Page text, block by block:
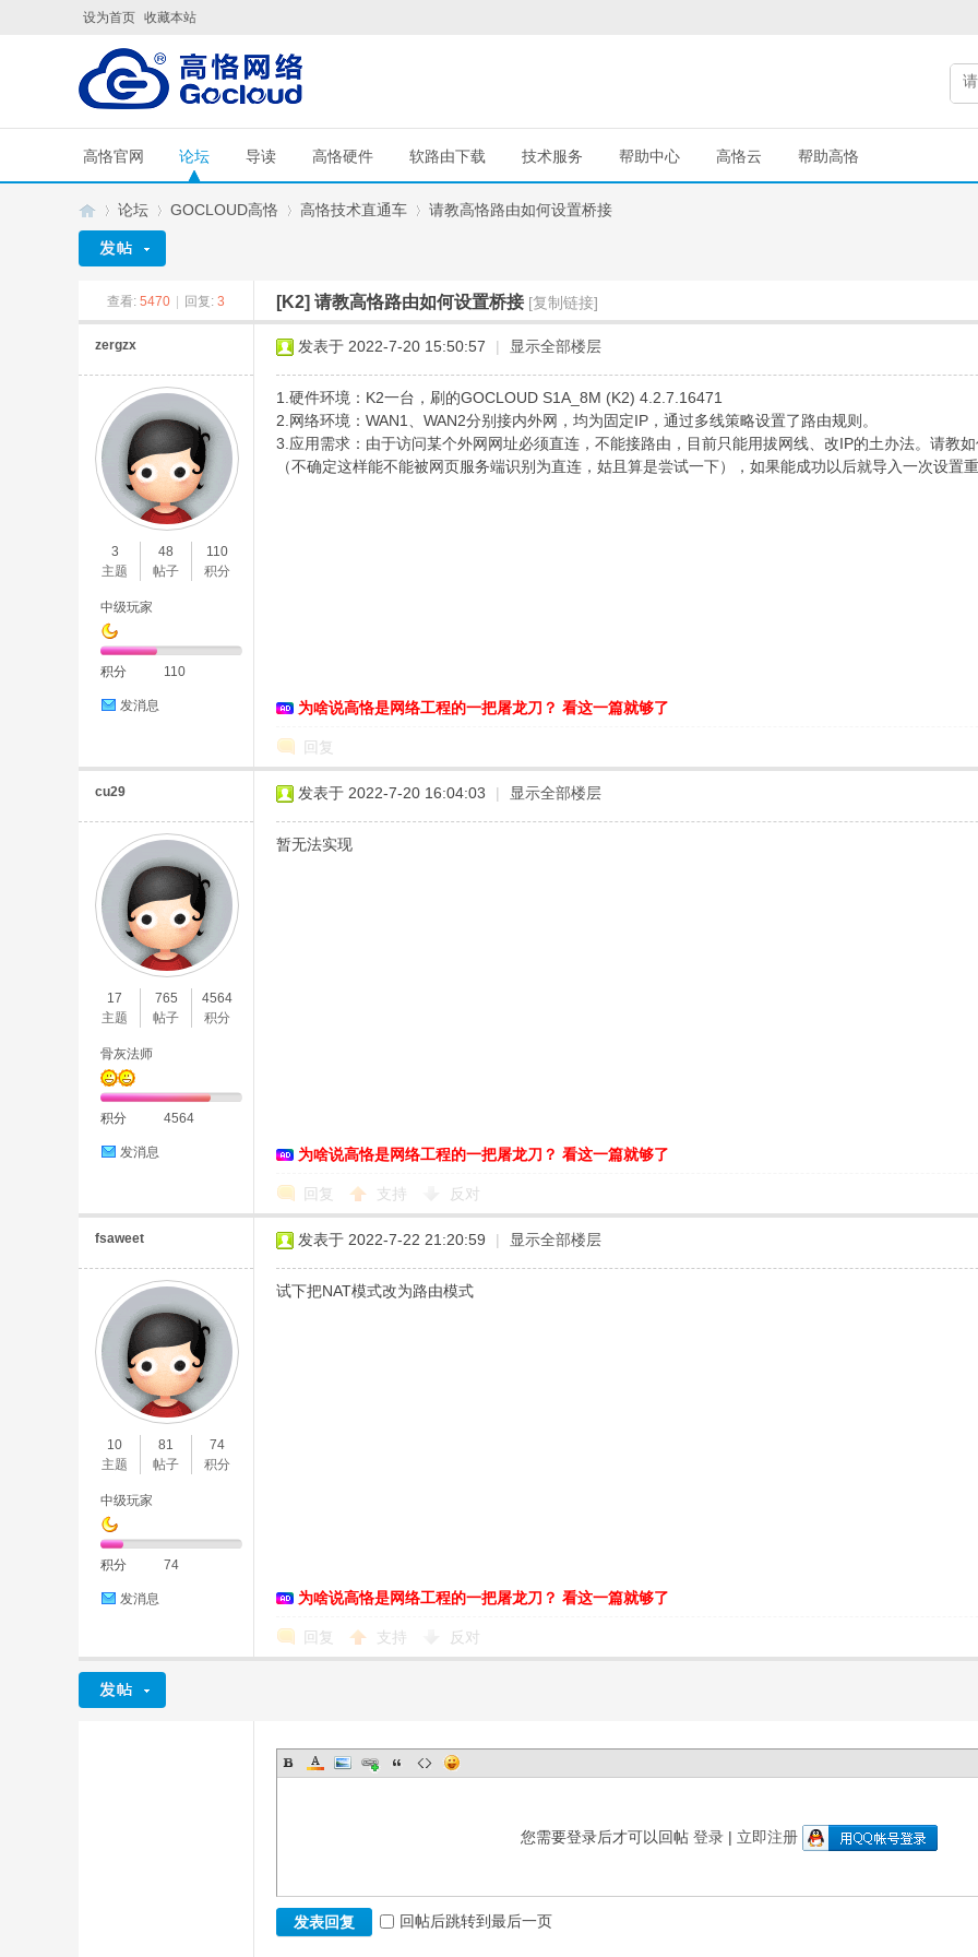
设为首页 收藏本站
高恪官网 论坛 导读 高恪硬件 软路由下载 技术服务 帮助中心 高恪云 帮助高恪
论坛
›
GOCLOUD高恪 高恪技术直通车
›
请教高恪路由如何设置桥接
查看: 5470 回复: 3 [K2] 请教高恪路由如何设置桥接 [复制链接]
zergzx
3
主题
48
帖子
110
积分
中级玩家
积分 110
发消息
发表于 2022-7-20 15:50:57 | 显示全部楼层
1.硬件环境：K2一台，刷的GOCLOUD S1A_8M (K2) 4.2.7.16471
2.网络环境：WAN1、WAN2分别接内外网，均为固定IP，通过多线策略设置了路由规则。
3.应用需求：由于访问某个外网网址必须直连，不能接路由，目前只能用拔网线、改IP的土办法。请教
（不确定这样能不能被网页服务端识别为直连，姑且算是尝试一下），如果能成功以后就导入一次设置
为啥说高恪是网络工程的一把屠龙刀？ 看这一篇就够了
回复
cu29
17
主题
765
帖子
4564
积分
骨灰法师
积分 4564
发消息
发表于 2022-7-20 16:04:03 | 显示全部楼层
暂无法实现
为啥说高恪是网络工程的一把屠龙刀？ 看这一篇就够了
回复 支持 反对
fsaweet
10
主题
81
帖子
74
积分
中级玩家
积分 74
发消息
发表于 2022-7-22 21:20:59 | 显示全部楼层
试下把NAT模式改为路由模式
为啥说高恪是网络工程的一把屠龙刀？ 看这一篇就够了
回复 支持 反对
您需要登录后才可以回帖 登录| 立即注册
发表回复 回帖后跳转到最后一页